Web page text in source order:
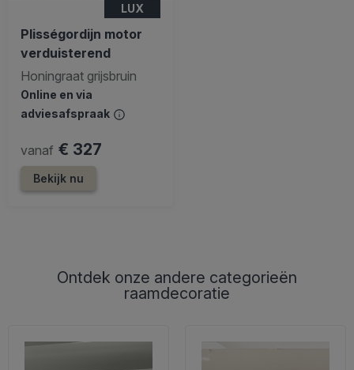
LUX
Plisségordijn motor
verduisterend
Honingraat grijsbruin
Online en via
adviesafspraak
vanaf € 327
Bekijk nu
Ontdek onze andere categorieën
raamdecoratie